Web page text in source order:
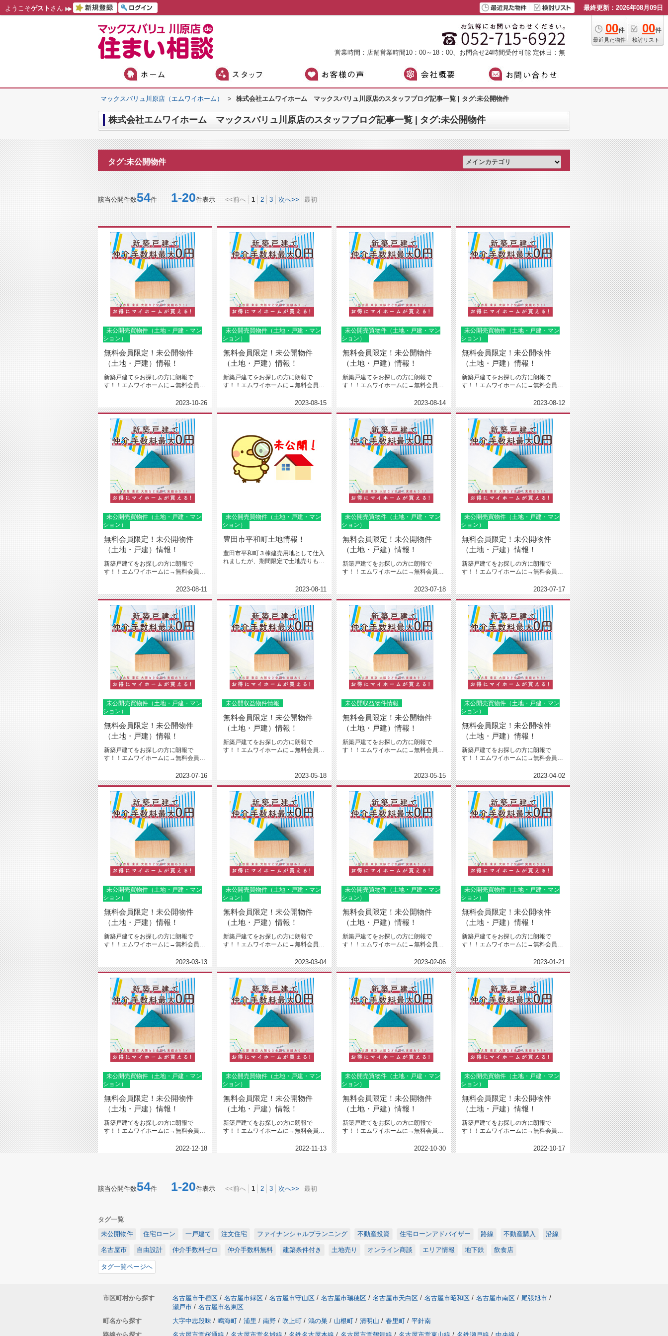
ようこそゲスト さん 最終更新：2026年08月09日
00件
最近見た物件
00件
検討リスト
営業時間：店舗営業時間10：00～18：00、お問合せ24時間受付可能 定休日：無
マックスバリュ川原店（エムワイホーム） > 株式会社エムワイホーム マックスバリュ川原店のスタッフブログ記事一覧 | タグ:未公開物件
株式会社エムワイホーム マックスバリュ川原店のスタッフブログ記事一覧 | タグ:未公開物件
タグ:未公開物件
該当公開件数54件1-20件表示 <<前へ 1 2 3 次へ>> 最初
未公開売買物件（土地・戸建・マン
ション）
無料会員限定！未公開物件
（土地・戸建）情報！
新築戸建てをお探しの方に朗報で
す！！エムワイホームに→無料会員登
2023-10-26
未公開売買物件（土地・戸建・マン
ション）
無料会員限定！未公開物件
（土地・戸建）情報！
新築戸建てをお探しの方に朗報で
す！！エムワイホームに→無料会員登
2023-08-15
未公開売買物件（土地・戸建・マン
ション）
無料会員限定！未公開物件
（土地・戸建）情報！
新築戸建てをお探しの方に朗報で
す！！エムワイホームに→無料会員登
2023-08-14
未公開売買物件（土地・戸建・マン
ション）
無料会員限定！未公開物件
（土地・戸建）情報！
新築戸建てをお探しの方に朗報で
す！！エムワイホームに→無料会員登
2023-08-12
未公開売買物件（土地・戸建・マン
ション）
無料会員限定！未公開物件
（土地・戸建）情報！
新築戸建てをお探しの方に朗報で
す！！エムワイホームに→無料会員登
2023-08-11
未公開売買物件（土地・戸建・マン
ション）
豊田市平和町土地情報！
豊田市平和町３棟建売用地として仕入
れましたが、期間限定で土地売りも対
2023-08-11
未公開売買物件（土地・戸建・マン
ション）
無料会員限定！未公開物件
（土地・戸建）情報！
新築戸建てをお探しの方に朗報で
す！！エムワイホームに→無料会員登
2023-07-18
未公開売買物件（土地・戸建・マン
ション）
無料会員限定！未公開物件
（土地・戸建）情報！
新築戸建てをお探しの方に朗報で
す！！エムワイホームに→無料会員登
2023-07-17
未公開売買物件（土地・戸建・マン
ション）
無料会員限定！未公開物件
（土地・戸建）情報！
新築戸建てをお探しの方に朗報で
す！！エムワイホームに→無料会員登
2023-07-16
未公開収益物件情報
無料会員限定！未公開物件
（土地・戸建）情報！
新築戸建てをお探しの方に朗報で
す！！エムワイホームに→無料会員登
2023-05-18
未公開収益物件情報
無料会員限定！未公開物件
（土地・戸建）情報！
新築戸建てをお探しの方に朗報で
す！！エムワイホームに→無料会員登
2023-05-15
未公開売買物件（土地・戸建・マン
ション）
無料会員限定！未公開物件
（土地・戸建）情報！
新築戸建てをお探しの方に朗報で
す！！エムワイホームに→無料会員登
2023-04-02
未公開売買物件（土地・戸建・マン
ション）
無料会員限定！未公開物件
（土地・戸建）情報！
新築戸建てをお探しの方に朗報で
す！！エムワイホームに→無料会員登
2023-03-13
未公開売買物件（土地・戸建・マン
ション）
無料会員限定！未公開物件
（土地・戸建）情報！
新築戸建てをお探しの方に朗報で
す！！エムワイホームに→無料会員登
2023-03-04
未公開売買物件（土地・戸建・マン
ション）
無料会員限定！未公開物件
（土地・戸建）情報！
新築戸建てをお探しの方に朗報で
す！！エムワイホームに→無料会員登
2023-02-06
未公開売買物件（土地・戸建・マン
ション）
無料会員限定！未公開物件
（土地・戸建）情報！
新築戸建てをお探しの方に朗報で
す！！エムワイホームに→無料会員登
2023-01-21
未公開売買物件（土地・戸建・マン
ション）
無料会員限定！未公開物件
（土地・戸建）情報！
新築戸建てをお探しの方に朗報で
す！！エムワイホームに→無料会員登
2022-12-18
未公開売買物件（土地・戸建・マン
ション）
無料会員限定！未公開物件
（土地・戸建）情報！
新築戸建てをお探しの方に朗報で
す！！エムワイホームに→無料会員登
2022-11-13
未公開売買物件（土地・戸建・マン
ション）
無料会員限定！未公開物件
（土地・戸建）情報！
新築戸建てをお探しの方に朗報で
す！！エムワイホームに→無料会員登
2022-10-30
未公開売買物件（土地・戸建・マン
ション）
無料会員限定！未公開物件
（土地・戸建）情報！
新築戸建てをお探しの方に朗報で
す！！エムワイホームに→無料会員登
2022-10-17
該当公開件数54件 1-20件表示 <<前へ 1 2 3 次へ>> 最初
タグ一覧
未公開物件
住宅ローン 一戸建て 注文住宅 ファイナンシャルプランニング 不動産投資 住宅ローンアドバイザー 路線 不動産購入 沿線
名古屋市 自由設計 仲介手数料ゼロ 仲介手数料無料 建築条件付き 土地売り オンライン商談 エリア情報 地下鉄 飲食店
タグ一覧ページへ
市区町村から探す 名古屋市千種区 / 名古屋市緑区 / 名古屋市守山区 / 名古屋市瑞穂区 / 名古屋市天白区 / 名古屋市昭和区 / 名古屋市南区 / 尾張旭市 /
瀬戸市 / 名古屋市名東区
町名から探す
大字中志段味 / 鳴海町 / 浦里 / 南野 / 吹上町 / 鴻の巣 / 山根町 / 清明山 / 春里町 / 平針南